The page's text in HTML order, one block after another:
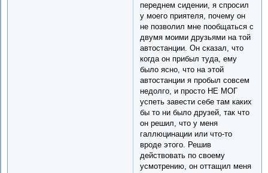
переднем сидении, я спросил
у моего приятеля, почему он
не позволил мне пообщаться с
двумя моими друзьями на той
автостанции. Он сказал, что
когда он прибыл туда, ему
было ясно, что на этой
автостанции я пробыл совсем
недолго, и просто НЕ МОГ
успеть завести себе там каких
бы то ни было друзей, так что
он решил, что у меня
галлюцинации или что-то
вроде этого. Решив
действовать по своему
усмотрению, он оттащил меня